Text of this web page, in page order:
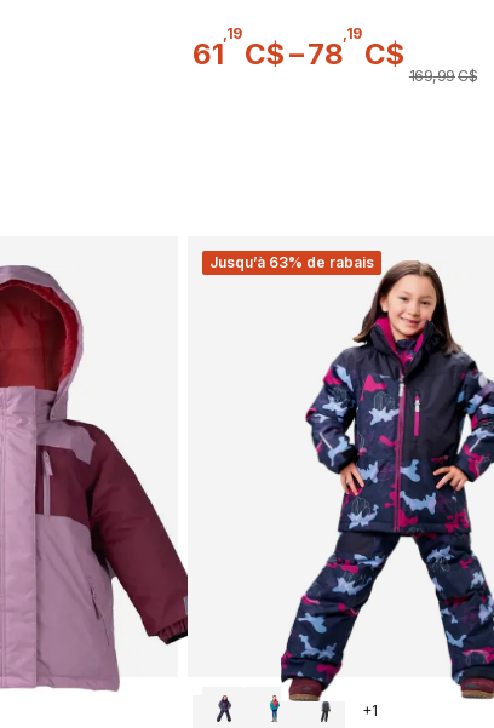
61
19
C$–78
19
C$
169,99C$
Jusqu’à 63% de rabais
+1